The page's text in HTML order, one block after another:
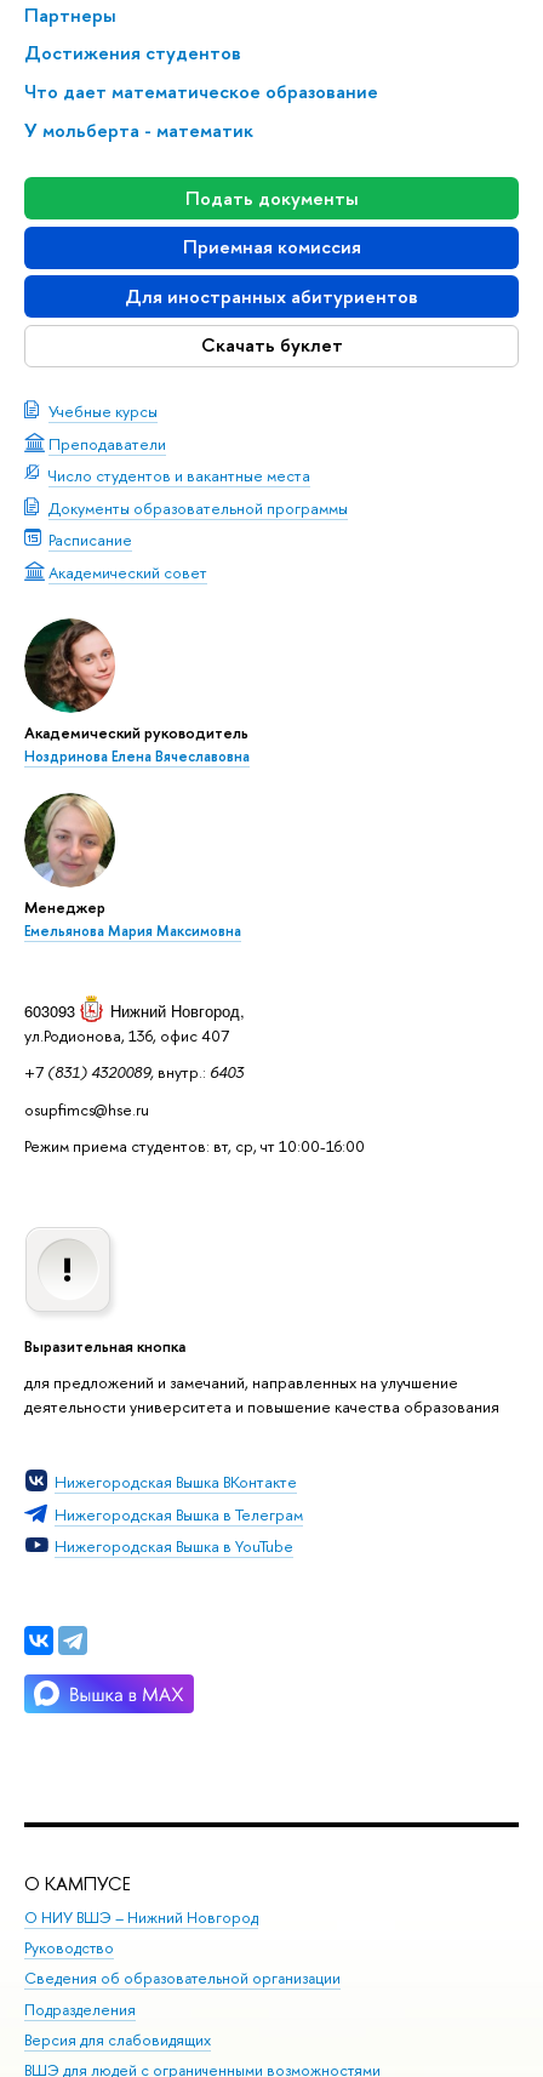
Партнеры
Достижения студентов
Что дает математическое образование
У мольберта - математик
Подать документы
Приемная комиссия
Для иностранных абитуриентов
Скачать буклет
Учебные курсы
Преподаватели
Число студентов и вакантные места
Документы образовательной программы
Расписание
Академический совет
Академический руководитель
Ноздринова Елена Вячеславовна
Менеджер
Емельянова Мария Максимовна
603093 Нижний Новгород,
ул.Родионова, 136, офис 407
+7 (831) 4320089, внутр.: 6403
osupfimcs@hse.ru
Режим приема студентов: вт, ср, чт 10:00-16:00
Выразительная кнопка
для предложений и замечаний, направленных на улучшение
деятельности университета и повышение качества образования
Нижегородская Вышка ВКонтакте
Нижегородская Вышка в Телеграм
Нижегородская Вышка в YouTube
О КАМПУСЕ
О НИУ ВШЭ – Нижний Новгород
Руководство
Сведения об образовательной организации
Подразделения
Версия для слабовидящих
ВШЭ для людей с ограниченными возможностями